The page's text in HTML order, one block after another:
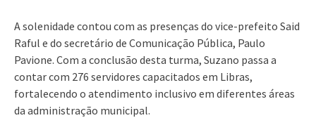
A solenidade contou com as presenças do vice-prefeito Said
Raful e do secretário de Comunicação Pública, Paulo
Pavione. Com a conclusão desta turma, Suzano passa a
contar com 276 servidores capacitados em Libras,
fortalecendo o atendimento inclusivo em diferentes áreas
da administração municipal.